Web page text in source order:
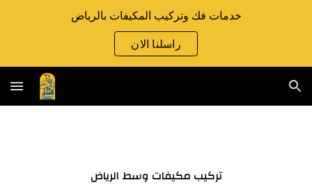
Skip to main content
خدمات فك وتركيب المكيفات بالرياض
راسلنا الان
تركيب مكيفات وسط الرياض